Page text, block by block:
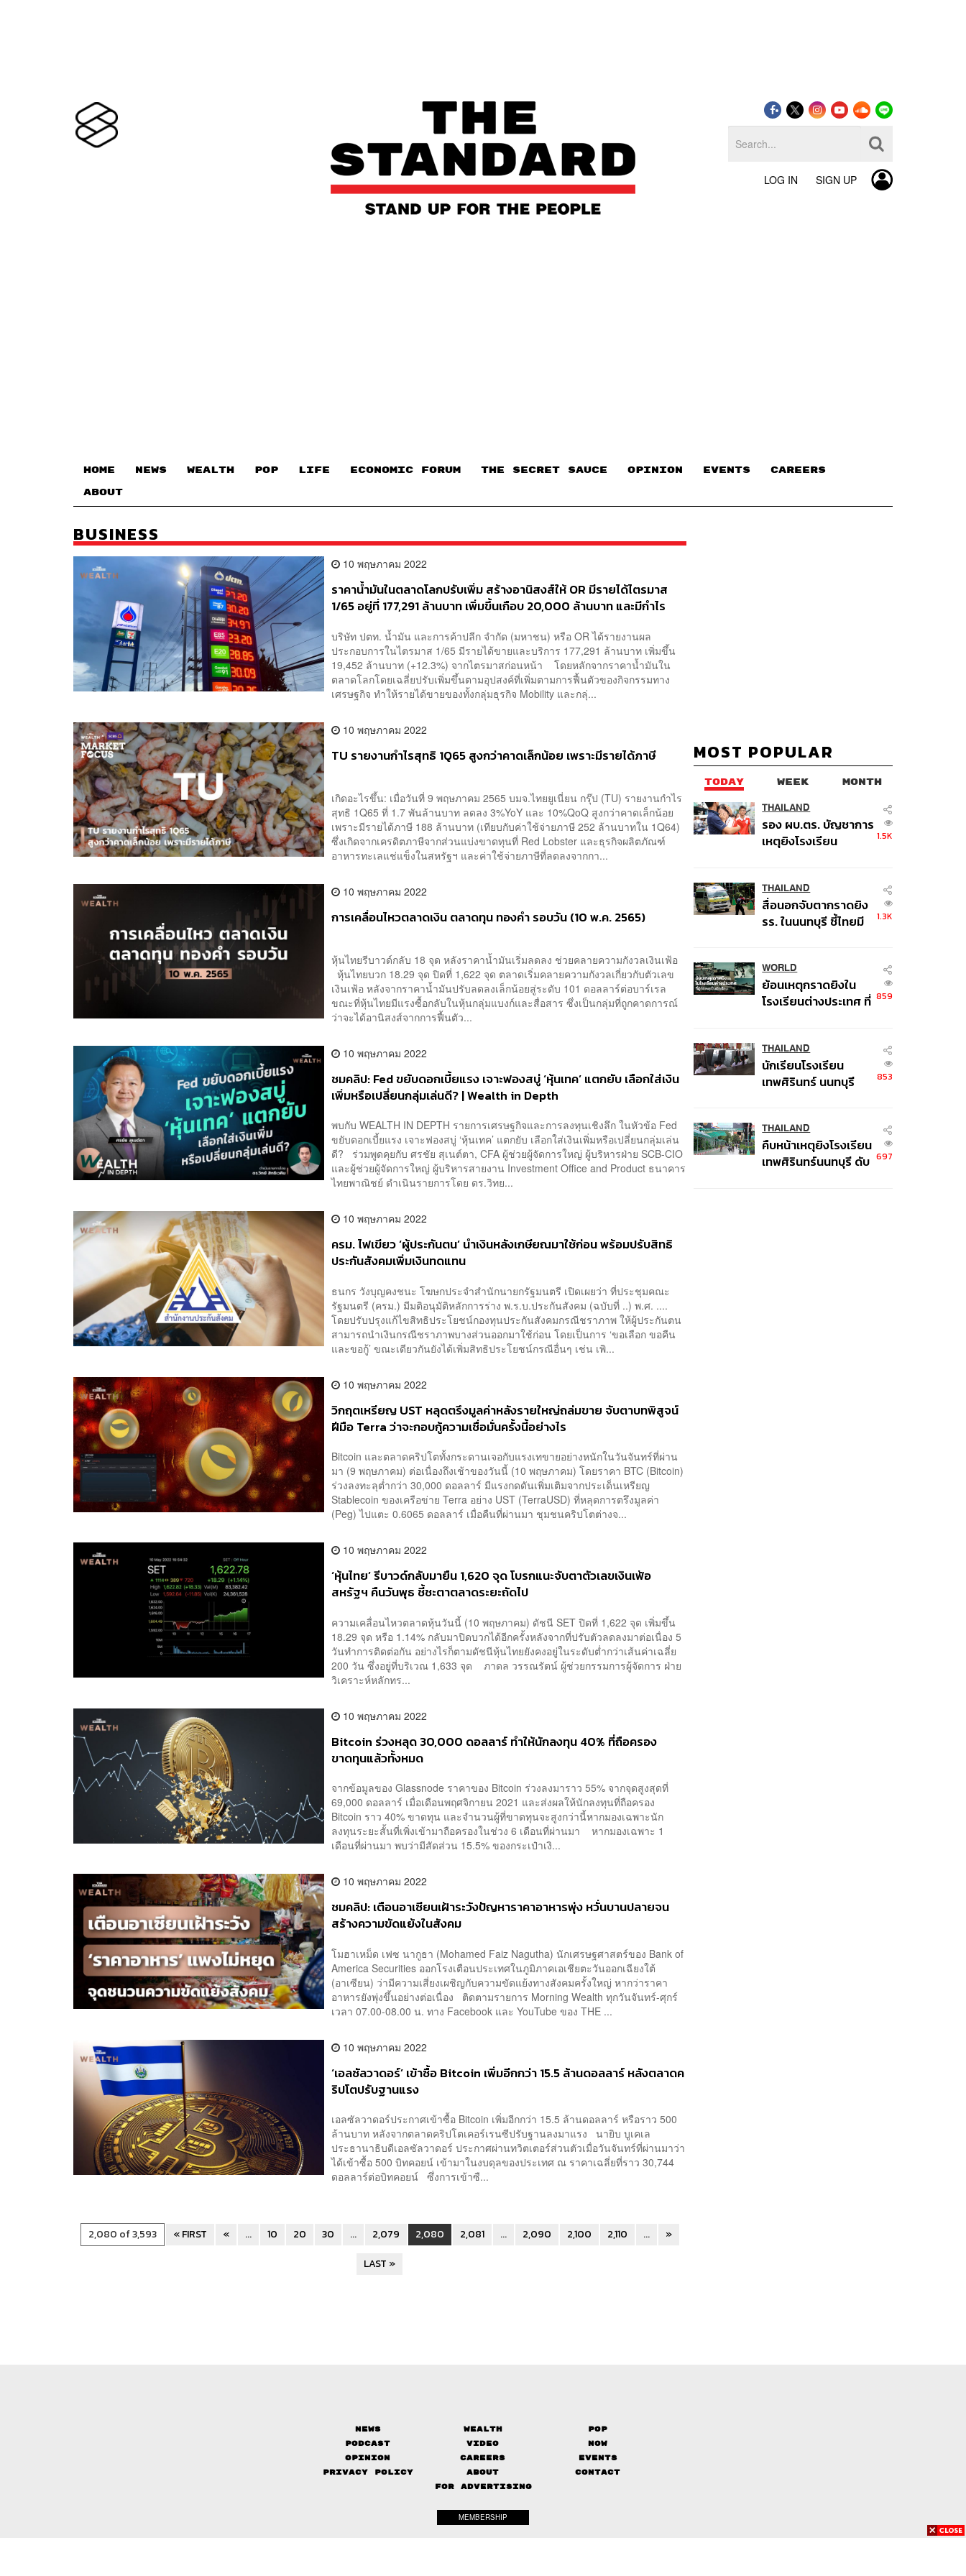
LOG IN SIGN UP
HOME NEWS WEALTH POP LIFE ECONOMIC FORUM THE SECRET SAUCE​ OPINION EVENTS CAREERS
ABOUT
BUSINESS
10 พฤษภาคม 2022
ราคาน้ำมันในตลาดโลกปรับเพิ่ม สร้างอานิสงส์ให้ OR มีรายได้ไตรมาส
1/65 อยู่ที่ 177,291 ล้านบาท เพิ่มขึ้นเกือบ 20,000 ล้านบาท และมีกำไร
บริษัท ปตท. น้ำมัน และการค้าปลีก จำกัด (มหาชน) หรือ OR ได้รายงานผล
ประกอบการในไตรมาส 1/65 มีรายได้ขายและบริการ 177,291 ล้านบาท เพิ่มขึ้น
19,452 ล้านบาท (+12.3%) จากไตรมาสก่อนหน้า โดยหลักจากราคาน้ำมันใน
ตลาดโลกโดยเฉลี่ยปรับเพิ่มขึ้นตามอุปสงค์ที่เพิ่มตามการฟื้นตัวของกิจกรรมทาง
เศรษฐกิจ ทำให้รายได้ขายของทั้งกลุ่มธุรกิจ Mobility และกลุ่...
10 พฤษภาคม 2022
TU รายงานกำไรสุทธิ 1Q65 สูงกว่าคาดเล็กน้อย เพราะมีรายได้ภาษี
เกิดอะไรขึ้น: เมื่อวันที่ 9 พฤษภาคม 2565 บมจ.ไทยยูเนี่ยน กรุ๊ป (TU) รายงานกำไร
สุทธิ 1Q65 ที่ 1.7 พันล้านบาท ลดลง 3%YoY และ 10%QoQ สูงกว่าคาดเล็กน้อย
เพราะมีรายได้ภาษี 188 ล้านบาท (เทียบกับค่าใช้จ่ายภาษี 252 ล้านบาทใน 1Q64)
ซึ่งเกิดจากเครดิตภาษีจากส่วนแบ่งขาดทุนที่ Red Lobster และธุรกิจผลิตภัณฑ์
อาหารทะเลแช่แข็งในสหรัฐฯ และค่าใช้จ่ายภาษีที่ลดลงจากกา...
10 พฤษภาคม 2022
การเคลื่อนไหวตลาดเงิน ตลาดทุน ทองคำ รอบวัน (10 พ.ค. 2565)
หุ้นไทยรีบาวด์กลับ 18 จุด หลังราคาน้ำมันเริ่มลดลง ช่วยคลายความกังวลเงินเฟ้อ
หุ้นไทยบวก 18.29 จุด ปิดที่ 1,622 จุด ตลาดเริ่มคลายความกังวลเกี่ยวกับตัวเลข
เงินเฟ้อ หลังจากราคาน้ำมันปรับลดลงเล็กน้อยสู่ระดับ 101 ดอลลาร์ต่อบาร์เรล
ขณะที่หุ้นไทยมีแรงซื้อกลับในหุ้นกลุ่มแบงก์และสื่อสาร ซึ่งเป็นกลุ่มที่ถูกคาดการณ์
ว่าจะได้อานิสงส์จากการฟื้นตัว...
10 พฤษภาคม 2022
ชมคลิป: Fed ขยับดอกเบี้ยแรง เจาะฟองสบู่ ‘หุ้นเทค’ แตกยับ เลือกใส่เงิน
เพิ่มหรือเปลี่ยนกลุ่มเล่นดี? | Wealth in Depth
พบกับ WEALTH IN DEPTH รายการเศรษฐกิจและการลงทุนเชิงลึก ในหัวข้อ Fed
ขยับดอกเบี้ยแรง เจาะฟองสบู่ ‘หุ้นเทค’ แตกยับ เลือกใส่เงินเพิ่มหรือเปลี่ยนกลุ่มเล่น
ดี? ร่วมพูดคุยกับ ศรชัย สุเนต์ตา, CFA ผู้ช่วยผู้จัดการใหญ่ ผู้บริหารฝ่าย SCB-CIO
และผู้ช่วยผู้จัดการใหญ่ ผู้บริหารสายงาน Investment Office and Product ธนาคาร
ไทยพาณิชย์ ดำเนินรายการโดย ดร.วิทย...
10 พฤษภาคม 2022
ครม. ไฟเขียว ‘ผู้ประกันตน’ นำเงินหลังเกษียณมาใช้ก่อน พร้อมปรับสิทธิ
ประกันสังคมเพิ่มเงินทดแทน
ธนกร วังบุญคงชนะ โฆษกประจำสำนักนายกรัฐมนตรี เปิดเผยว่า ที่ประชุมคณะ
รัฐมนตรี (ครม.) มีมติอนุมัติหลักการร่าง พ.ร.บ.ประกันสังคม (ฉบับที่ ..) พ.ศ. ....
โดยปรับปรุงแก้ไขสิทธิประโยชน์กองทุนประกันสังคมกรณีชราภาพ ให้ผู้ประกันตน
สามารถนำเงินกรณีชราภาพบางส่วนออกมาใช้ก่อน โดยเป็นการ ‘ขอเลือก ขอคืน
และขอกู้’ ขณะเดียวกันยังได้เพิ่มสิทธิประโยชน์กรณีอื่นๆ เช่น เพิ...
10 พฤษภาคม 2022
วิกฤตเหรียญ UST หลุดตรึงมูลค่าหลังรายใหญ่ถล่มขาย จับตาบทพิสูจน์
ฝีมือ Terra ว่าจะกอบกู้ความเชื่อมั่นครั้งนี้อย่างไร
Bitcoin และตลาดคริปโตทั้งกระดานเจอกับแรงเทขายอย่างหนักในวันจันทร์ที่ผ่าน
มา (9 พฤษภาคม) ต่อเนื่องถึงเช้าของวันนี้ (10 พฤษภาคม) โดยราคา BTC (Bitcoin)
ร่วงลงทะลุต่ำกว่า 30,000 ดอลลาร์ มีแรงกดดันเพิ่มเติมจากประเด็นเหรียญ
Stablecoin ของเครือข่าย Terra อย่าง UST (TerraUSD) ที่หลุดการตรึงมูลค่า
(Peg) ไปแตะ 0.6065 ดอลลาร์ เมื่อคืนที่ผ่านมา ชุมชนคริปโตต่างจ...
10 พฤษภาคม 2022
‘หุ้นไทย’ รีบาวด์กลับมายืน 1,620 จุด โบรกแนะจับตาตัวเลขเงินเฟ้อ
สหรัฐฯ คืนวันพุธ ชี้ชะตาตลาดระยะถัดไป
ความเคลื่อนไหวตลาดหุ้นวันนี้ (10 พฤษภาคม) ดัชนี SET ปิดที่ 1,622 จุด เพิ่มขึ้น
18.29 จุด หรือ 1.14% กลับมาปิดบวกได้อีกครั้งหลังจากที่ปรับตัวลดลงมาต่อเนื่อง 5
วันทำการติดต่อกัน อย่างไรก็ตามดัชนีหุ้นไทยยังคงอยู่ในระดับต่ำกว่าเส้นค่าเฉลี่ย
200 วัน ซึ่งอยู่ที่บริเวณ 1,633 จุด ภาดล วรรณรัตน์ ผู้ช่วยกรรมการผู้จัดการ ฝ่าย
วิเคราะห์หลักทร...
10 พฤษภาคม 2022
Bitcoin ร่วงหลุด 30,000 ดอลลาร์ ทำให้นักลงทุน 40% ที่ถือครอง
ขาดทุนแล้วทั้งหมด
จากข้อมูลของ Glassnode ราคาของ Bitcoin ร่วงลงมาราว 55% จากจุดสูงสุดที่
69,000 ดอลลาร์ เมื่อเดือนพฤศจิกายน 2021 และส่งผลให้นักลงทุนที่ถือครอง
Bitcoin ราว 40% ขาดทุน และจำนวนผู้ที่ขาดทุนจะสูงกว่านี้หากมองเฉพาะนัก
ลงทุนระยะสั้นที่เพิ่งเข้ามาถือครองในช่วง 6 เดือนที่ผ่านมา หากมองเฉพาะ 1
เดือนที่ผ่านมา พบว่ามีสัดส่วน 15.5% ของกระเป๋าเงิ...
10 พฤษภาคม 2022
ชมคลิป: เตือนอาเซียนเฝ้าระวังปัญหาราคาอาหารพุ่ง หวั่นบานปลายจน
สร้างความขัดแย้งในสังคม
โมฮาเหม็ด เฟซ นากูธา (Mohamed Faiz Nagutha) นักเศรษฐศาสตร์ของ Bank of
America Securities ออกโรงเตือนประเทศในภูมิภาคเอเชียตะวันออกเฉียงใต้
(อาเซียน) ว่ามีความเสี่ยงเผชิญกับความขัดแย้งทางสังคมครั้งใหญ่ หากว่าราคา
อาหารยังพุ่งขึ้นอย่างต่อเนื่อง ติดตามรายการ Morning Wealth ทุกวันจันทร์-ศุกร์
เวลา 07.00-08.00 น. ทาง Facebook และ YouTube ของ THE ...
10 พฤษภาคม 2022
‘เอลซัลวาดอร์’ เข้าซื้อ Bitcoin เพิ่มอีกกว่า 15.5 ล้านดอลลาร์ หลังตลาดค
ริปโตปรับฐานแรง
เอลซัลวาดอร์ประกาศเข้าซื้อ Bitcoin เพิ่มอีกกว่า 15.5 ล้านดอลลาร์ หรือราว 500
ล้านบาท หลังจากตลาดคริปโตเคอร์เรนซีปรับฐานลงมาแรง นายิบ บูเคเล
ประธานาธิบดีเอลซัลวาดอร์ ประกาศผ่านทวิตเตอร์ส่วนตัวเมื่อวันจันทร์ที่ผ่านมาว่า
ได้เข้าซื้อ 500 บิทคอยน์ เข้ามาในงบดุลของประเทศ ณ ราคาเฉลี่ยที่ราว 30,744
ดอลลาร์ต่อบิทคอยน์ ซึ่งการเข้าซื...
2,080 of 3,593 « FIRST « ... 10 20 30 ... 2,079 2,080 2,081 ... 2,090 2,100 2,110 ...
»
LAST »
MOST POPULAR
TODAY WEEK MONTH
THAILAND
รอง ผบ.ตร. บัญชาการ
เหตุยิงโรงเรียน
คนติดค้าง พบศพปู่-ย่า
ที่บ้านพักผู้ก่อเหตุ
1.5K
THAILAND
สื่อนอกจับตากราดยิง
รร. ในนนทบุรี ชี้ไทยมี
1.3K
WORLD
ย้อนเหตุกราดยิงใน
โรงเรียนต่างประเทศ ที่ 859
THAILAND
นักเรียนโรงเรียน
เทพศิรินทร์ นนทบุรี
เหตุใช้อาวุธปืนภายใน
โรงเรียนคลี่คลาย
853
THAILAND
คืบหน้าเหตุยิงโรงเรียน
เทพศิรินทร์นนทบุรี ดับ 697
News Wealth
Pop
Podcast
Video
Now
Opinion
Careers
Events
Privacy Policy
About
Contact
FOR ADVERTISING
MEMBERSHIP